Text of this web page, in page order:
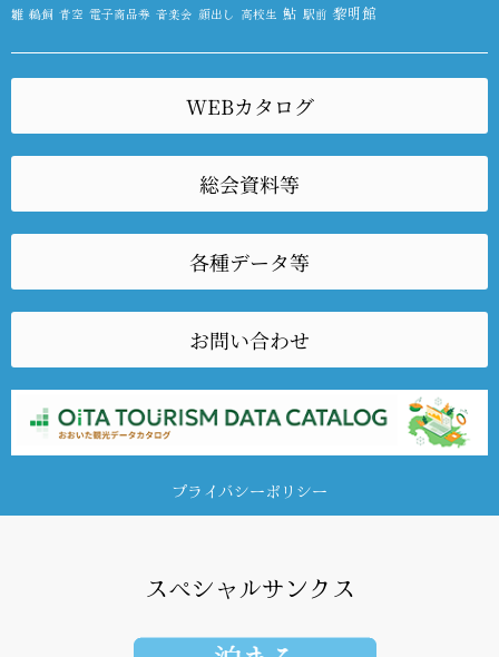
雛 鵜飼 青空 電子商品券 音楽会 顔出し 高校生 鮎 駅前 黎明館
WEBカタログ
総会資料等
各種データ等
お問い合わせ
プライバシーポリシー
スペシャルサンクス